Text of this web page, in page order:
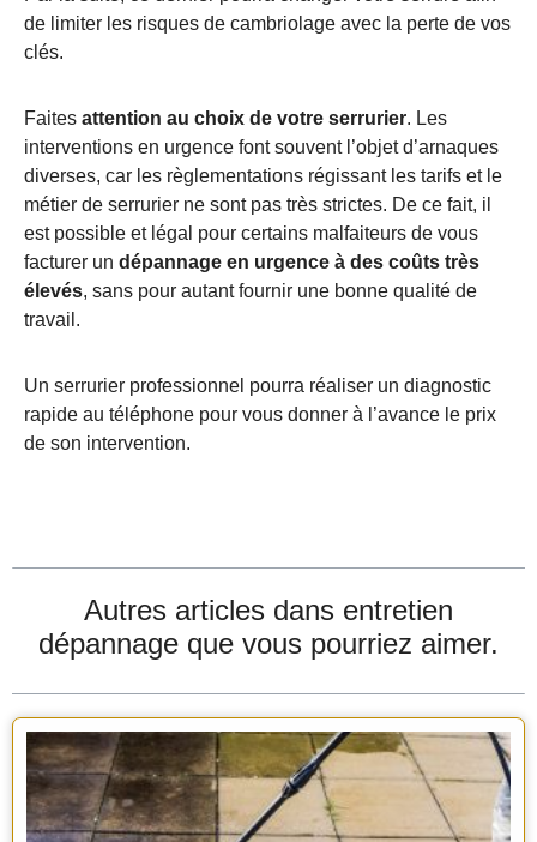
de limiter les risques de cambriolage avec la perte de vos
clés.
Faites attention au choix de votre serrurier. Les
interventions en urgence font souvent l’objet d’arnaques
diverses, car les règlementations régissant les tarifs et le
métier de serrurier ne sont pas très strictes. De ce fait, il
est possible et légal pour certains malfaiteurs de vous
facturer un dépannage en urgence à des coûts très
élevés, sans pour autant fournir une bonne qualité de
travail.
Un serrurier professionnel pourra réaliser un diagnostic
rapide au téléphone pour vous donner à l’avance le prix
de son intervention.
Autres articles dans entretien
dépannage que vous pourriez aimer.